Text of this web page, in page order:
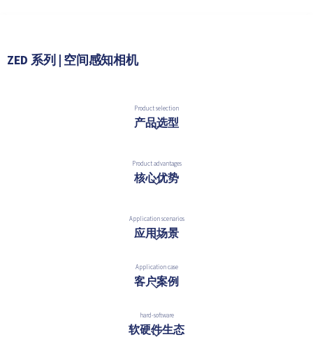
ZED 系列 | 空间感知相机
Product selection
产品选型
Product advantages
核心优势
Application scenarios
应用场景
Application case
客户案例
hard-software
软硬件生态